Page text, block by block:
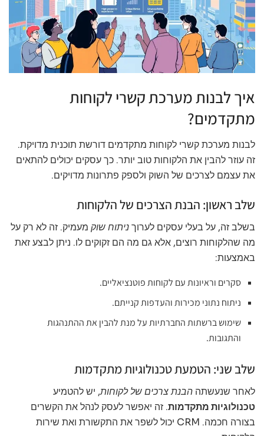
איך לבנות מערכת קשרי לקוחות
מתקדמים?
לבנות מערכת קשרי לקוחות מתקדמים דורשת תוכנית מדויקת.
זה עוזר להבין את הלקוחות טוב יותר. כך עסקים יכולים להתאים
את עצמם לצרכים של השוק ולספק פתרונות מדויקים.
שלב ראשון: הבנת הצרכים של הלקוחות
בשלב זה, על בעלי עסקים לערוךניתוח שוק מעמיק. זה לא רק על
מה שהלקוחות רוצים, אלא גם מה הם זקוקים לו. ניתן לבצע זאת
באמצעות:
סקרים וראיונות עם לקוחות פוטנציאליים.
ניתוח נתוני מכירות והעדפות קנייתם.
שימוש ברשתות החברתיות על מנת להבין את ההתנהגות
והתגובות.
שלב שני: הטמעת טכנולוגיות מתקדמות
לאחר שנעשתה הבנת צרכים של לקוחות, יש להטמיע
טכנולוגיות מתקדמות. זה יאפשר לעסק לנהל את הקשרים
בצורה חכמה. CRM יכול לשפר את התקשורת ואת שירות